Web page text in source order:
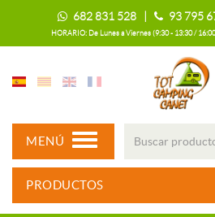
682 831 528 | 93 795
HORARIO: De Lunes a Viernes (9:30 - 13:30 /
MENÚ
PRODUCTOS